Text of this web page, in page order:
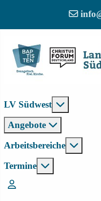
LV Südwest
Angebote
Arbeitsbereiche
Termine